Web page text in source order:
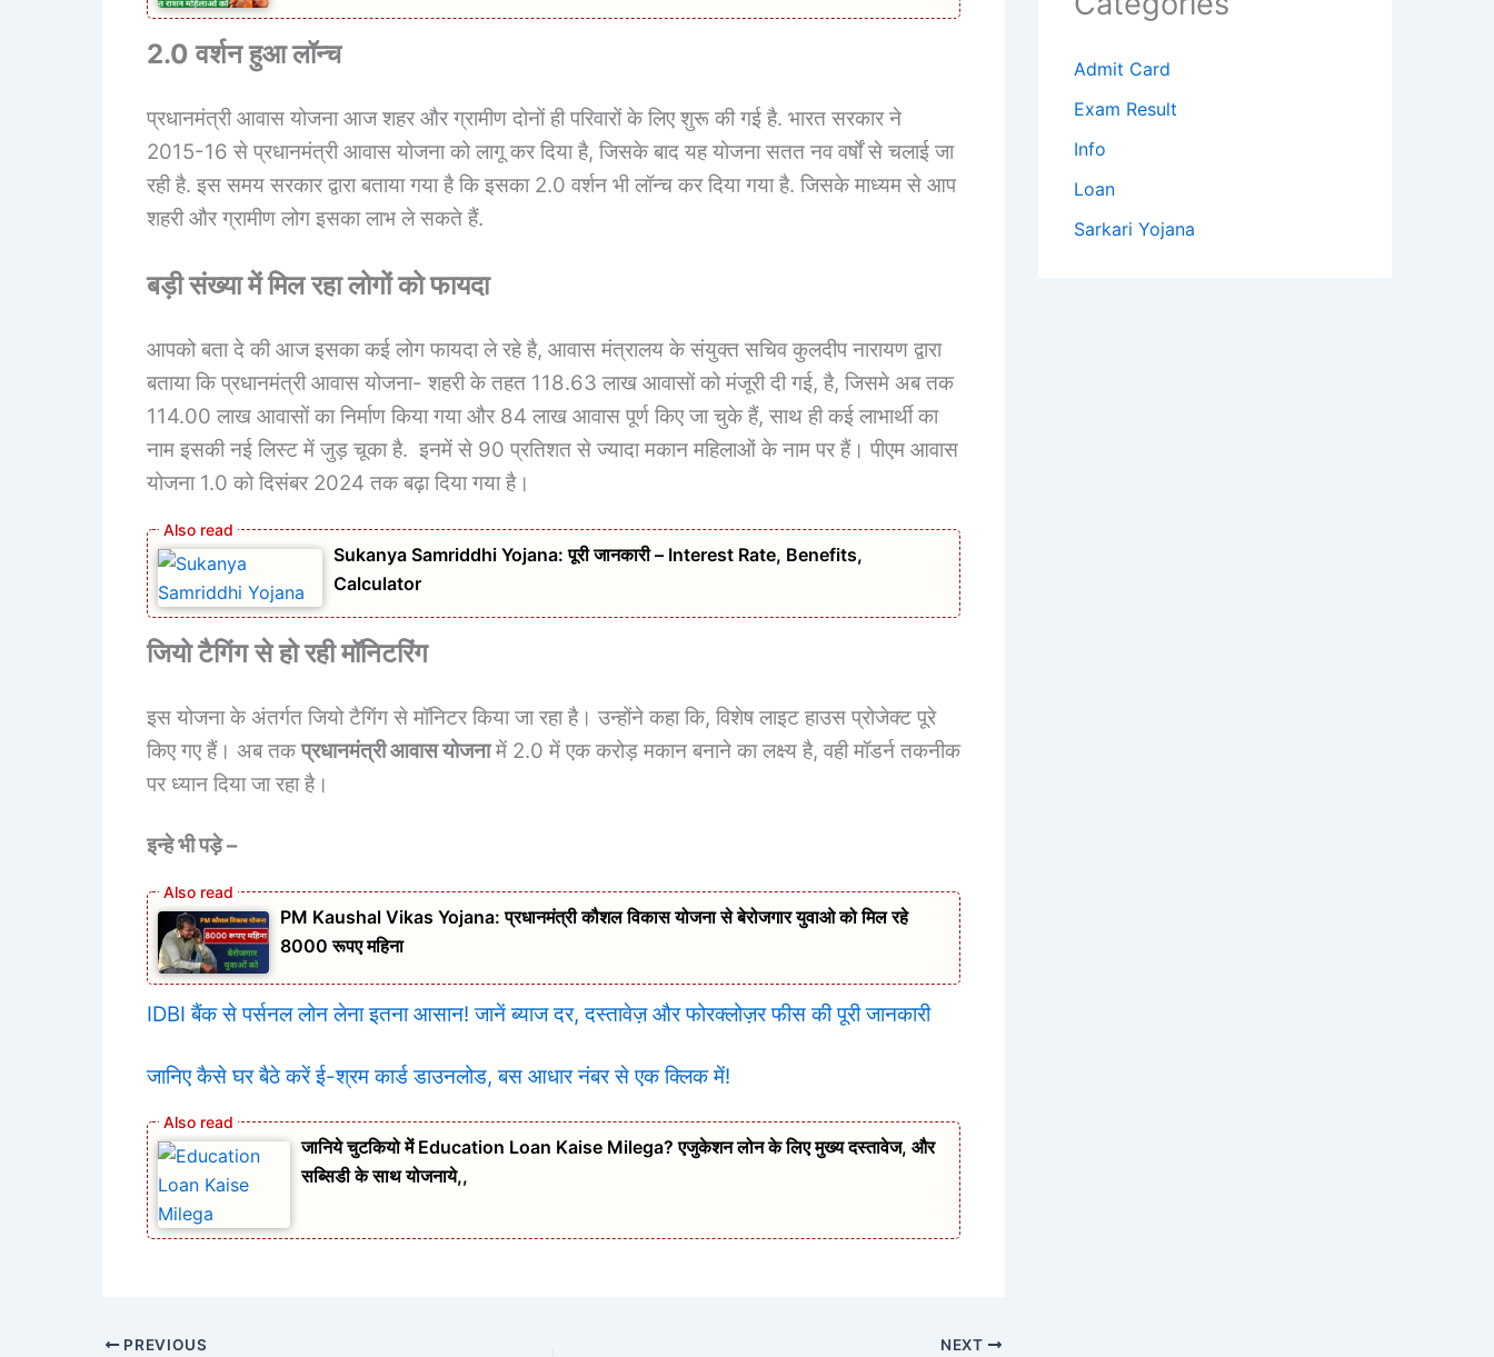
2.0 वर्शन हुआ लॉन्च
प्रधानमंत्री आवास योजना आज शहर और ग्रामीण दोनों ही परिवारों के लिए शुरू की गई है. भारत सरकार ने
2015-16 से प्रधानमंत्री आवास योजना को लागू कर दिया है, जिसके बाद यह योजना सतत नव वर्षों से चलाई जा
रही है. इस समय सरकार द्वारा बताया गया है कि इसका 2.0 वर्शन भी लॉन्च कर दिया गया है. जिसके माध्यम से आप
शहरी और ग्रामीण लोग इसका लाभ ले सकते हैं.
बड़ी संख्‍या में मिल रहा लोगों को फायदा
आपको बता दे की आज इसका कई लोग फायदा ले रहे है, आवास मंत्रालय के संयुक्त सचिव कुलदीप नारायण द्वारा
बताया कि प्रधानमंत्री आवास योजना- शहरी के तहत 118.63 लाख आवासों को मंजूरी दी गई, है, जिसमे अब तक
114.00 लाख आवासों का निर्माण किया गया और 84 लाख आवास पूर्ण किए जा चुके हैं, साथ ही कई लाभार्थी का
नाम इसकी नई लिस्ट में जुड़ चूका है. इनमें से 90 प्रतिशत से ज्यादा मकान महिलाओं के नाम पर हैं। पीएम आवास
योजना 1.0 को दिसंबर 2024 तक बढ़ा दिया गया है।
Sukanya Samriddhi Yojana: पूरी जानकारी – Interest Rate, Benefits,
Calculator
जियो टैगिंग से हो रही मॉनिटरिंग
इस योजना के अंतर्गत जियो टैगिंग से मॉनिटर किया जा रहा है। उन्होंने कहा कि, विशेष लाइट हाउस प्रोजेक्ट पूरे
किए गए हैं। अब तकप्रधानमंत्री आवास योजनामें 2.0 में एक करोड़ मकान बनाने का लक्ष्य है, वही मॉडर्न तकनीक
पर ध्यान दिया जा रहा है।
इन्हे भी पड़े –
PM Kaushal Vikas Yojana: प्रधानमंत्री कौशल विकास योजना से बेरोजगार युवाओ को मिल रहे
8000 रूपए महिना
IDBI बैंक से पर्सनल लोन लेना इतना आसान! जानें ब्याज दर, दस्तावेज़ और फोरक्लोज़र फीस की पूरी जानकारी
जानिए कैसे घर बैठे करें ई-श्रम कार्ड डाउनलोड, बस आधार नंबर से एक क्लिक में!
जानिये चुटकियो में Education Loan Kaise Milega? एजुकेशन लोन के लिए मुख्य दस्तावेज, और
सब्सिडी के साथ योजनाये,,
PREVIOUS NEXT
Admit Card
Exam Result
Info
Loan
Sarkari Yojana